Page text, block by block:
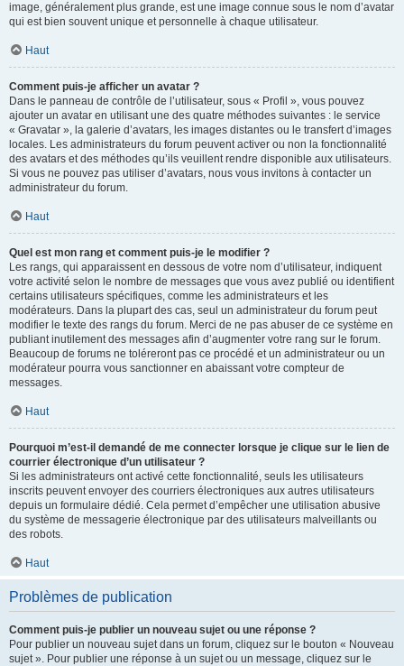
image, généralement plus grande, est une image connue sous le nom d’avatar
qui est bien souvent unique et personnelle à chaque utilisateur.
Haut
Comment puis-je afficher un avatar ?
Dans le panneau de contrôle de l’utilisateur, sous « Profil », vous pouvez
ajouter un avatar en utilisant une des quatre méthodes suivantes : le service
« Gravatar », la galerie d’avatars, les images distantes ou le transfert d’images
locales. Les administrateurs du forum peuvent activer ou non la fonctionnalité
des avatars et des méthodes qu’ils veuillent rendre disponible aux utilisateurs.
Si vous ne pouvez pas utiliser d’avatars, nous vous invitons à contacter un
administrateur du forum.
Haut
Quel est mon rang et comment puis-je le modifier ?
Les rangs, qui apparaissent en dessous de votre nom d’utilisateur, indiquent
votre activité selon le nombre de messages que vous avez publié ou identifient
certains utilisateurs spécifiques, comme les administrateurs et les
modérateurs. Dans la plupart des cas, seul un administrateur du forum peut
modifier le texte des rangs du forum. Merci de ne pas abuser de ce système en
publiant inutilement des messages afin d’augmenter votre rang sur le forum.
Beaucoup de forums ne toléreront pas ce procédé et un administrateur ou un
modérateur pourra vous sanctionner en abaissant votre compteur de
messages.
Haut
Pourquoi m’est-il demandé de me connecter lorsque je clique sur le lien de
courrier électronique d’un utilisateur ?
Si les administrateurs ont activé cette fonctionnalité, seuls les utilisateurs
inscrits peuvent envoyer des courriers électroniques aux autres utilisateurs
depuis un formulaire dédié. Cela permet d’empêcher une utilisation abusive
du système de messagerie électronique par des utilisateurs malveillants ou
des robots.
Haut
Problèmes de publication
Comment puis-je publier un nouveau sujet ou une réponse ?
Pour publier un nouveau sujet dans un forum, cliquez sur le bouton « Nouveau
sujet ». Pour publier une réponse à un sujet ou un message, cliquez sur le